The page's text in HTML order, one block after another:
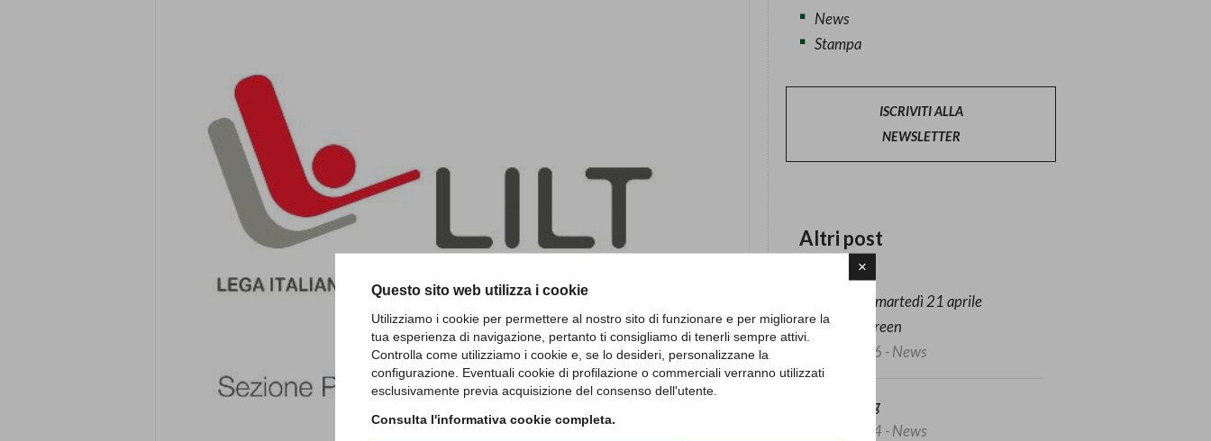
×
Questo sito web utilizza i cookie
Utilizziamo i cookie per permettere al nostro sito di funzionare e per migliorare la
tua esperienza di navigazione, pertanto ti consigliamo di tenerli sempre attivi.
Controlla come utilizziamo i cookie e, se lo desideri, personalizzane la
configurazione. Eventuali cookie di profilazione o commerciali verranno utilizzati
esclusivamente previa acquisizione del consenso dell'utente.
Consulta l'informativa cookie completa.
News
Stampa
ISCRIVITI ALLA
NEWSLETTER
Altri post
Lunedì 20 e martedì 21 aprile
carotatura green
13/04/2026 - News
Safeguarding
27/06/2024 - News